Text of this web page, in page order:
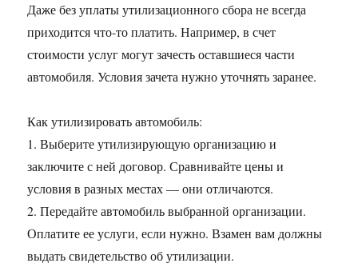
Даже без уплаты утилизационного сбора не всегда
приходится что-то платить. Например, в счет
стоимости услуг могут зачесть оставшиеся части
автомобиля. Условия зачета нужно уточнять заранее.
Как утилизировать автомобиль:
1. Выберите утилизирующую организацию и
заключите с ней договор. Сравнивайте цены и
условия в разных местах — они отличаются.
2. Передайте автомобиль выбранной организации.
Оплатите ее услуги, если нужно. Взамен вам должны
выдать свидетельство об утилизации.